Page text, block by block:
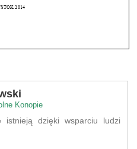
Konopie
istnieją dzięki wsparciu ludzi